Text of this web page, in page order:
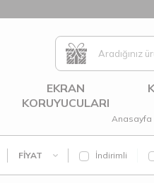
EKRAN
KORUYUCULARI
Anasayfa
FIYAT İndirimli